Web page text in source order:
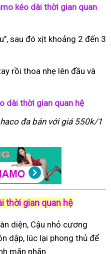
kéo dài thời gian quan
sau đó xịt khoảng 2 đến 3
rồi thoa nhẹ lên đầu và
dài thời gian quan hệ
đa bán với giá 550k/1
thời gian quan hệ
diện, Cậu nhỏ cương
dập, lúc lại phong thủ để
mãn nhãn.